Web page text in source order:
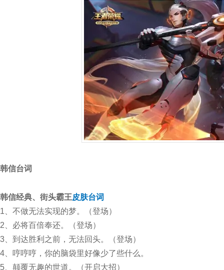
韩信台词
韩信经典、街头霸王皮肤台词
1、不做无法实现的梦。（登场）
2、必将百倍奉还。（登场）
3、到达胜利之前，无法回头。（登场）
4、哼哼哼，你的脑袋里好像少了些什么。
5、颠覆无趣的世道。（开启大招）